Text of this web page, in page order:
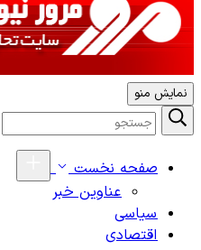
نمایش منو
صفحه نخست
عناوین خبر
سیاسی
اقتصادی